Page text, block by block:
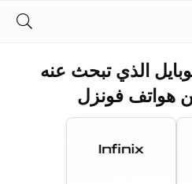
الذي تبحث عنه
هواتف فونزل